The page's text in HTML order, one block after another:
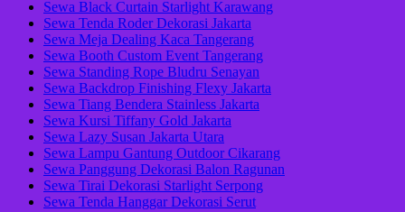
Sewa Black Curtain Starlight Karawang
Sewa Tenda Roder Dekorasi Jakarta
Sewa Meja Dealing Kaca Tangerang
Sewa Booth Custom Event Tangerang
Sewa Standing Rope Bludru Senayan
Sewa Backdrop Finishing Flexy Jakarta
Sewa Tiang Bendera Stainless Jakarta
Sewa Kursi Tiffany Gold Jakarta
Sewa Lazy Susan Jakarta Utara
Sewa Lampu Gantung Outdoor Cikarang
Sewa Panggung Dekorasi Balon Ragunan
Sewa Tirai Dekorasi Starlight Serpong
Sewa Tenda Hanggar Dekorasi Serut